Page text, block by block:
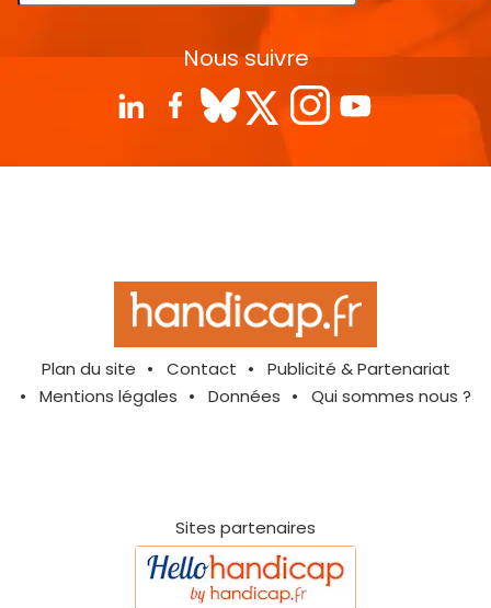
Nous suivre
Plan du site Contact
Publicité & Partenariat
Mentions légales
Données Qui sommes nous ?
Sites partenaires